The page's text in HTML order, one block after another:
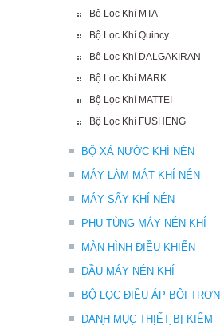
Bộ Lọc Khí MTA
Bộ Lọc Khí Quincy
Bộ Lọc Khí DALGAKIRAN
Bộ Lọc Khí MARK
Bộ Lọc Khí MATTEI
Bộ Lọc Khí FUSHENG
BỘ XẢ NƯỚC KHÍ NÉN
MÁY LÀM MÁT KHÍ NÉN
MÁY SẤY KHÍ NÉN
PHỤ TÙNG MÁY NÉN KHÍ
MÀN HÌNH ĐIỀU KHIỂN
DẦU MÁY NÉN KHÍ
BỘ LỌC ĐIỀU ÁP BÔI TRƠN
DANH MỤC THIẾT BỊ KIỂM